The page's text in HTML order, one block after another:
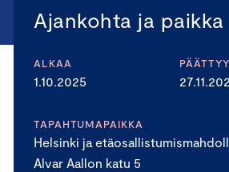
Ajankohta ja paikka
ALKAA
1.10.2025
PÄÄTTYY
TAPAHTUMAPAIKKA
Helsinki ja
Alvar Aallon katu 5